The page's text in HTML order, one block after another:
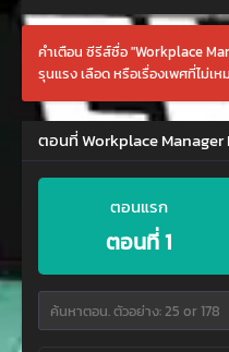
คำเตือน ซีรีส์ชื่อ "Workplace
รุนแรง เลือด หรือเรื่องเพศที่ไม่เห
ตอนที่ Workplace Manager
ตอนแรก
ตอนที่ 1